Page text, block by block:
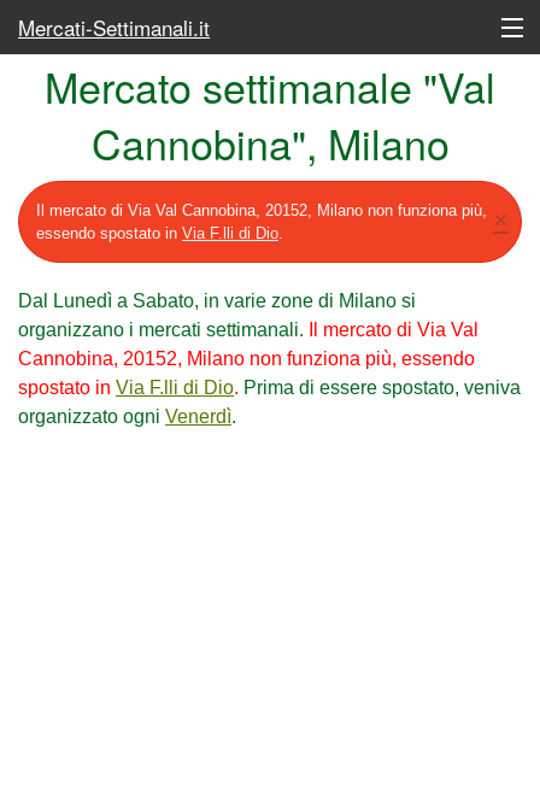
Mercati-Settimanali.it
Lunedì
Mercoledì
Giovedì
Venerdì
Sabato
Elenco completo dei mercati
Mercato settimanale "Val
Cannobina", Milano
Il mercato di Via Val Cannobina, 20152, Milano non funziona più,
essendo spostato in Via F.lli di Dio. ×
Dal Lunedì a Sabato, in varie zone di Milano si
organizzano i mercati settimanali.
Il mercato di Via Val
Cannobina, 20152, Milano non funziona più, essendo
spostato in Via F.lli di Dio. Prima di essere spostato, veniva
organizzato ogni Venerdì.